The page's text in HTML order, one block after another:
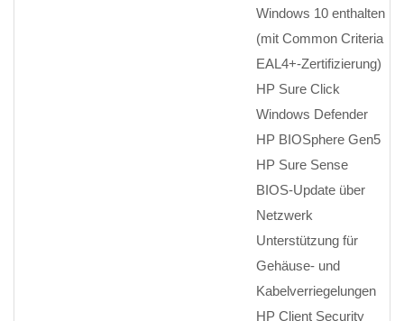
Windows 10 enthalten
(mit Common Criteria
EAL4+-Zertifizierung)
HP Sure Click
Windows Defender
HP BIOSphere Gen5
HP Sure Sense
BIOS-Update über
Netzwerk
Unterstützung für
Gehäuse- und
Kabelverriegelungen
HP Client Security